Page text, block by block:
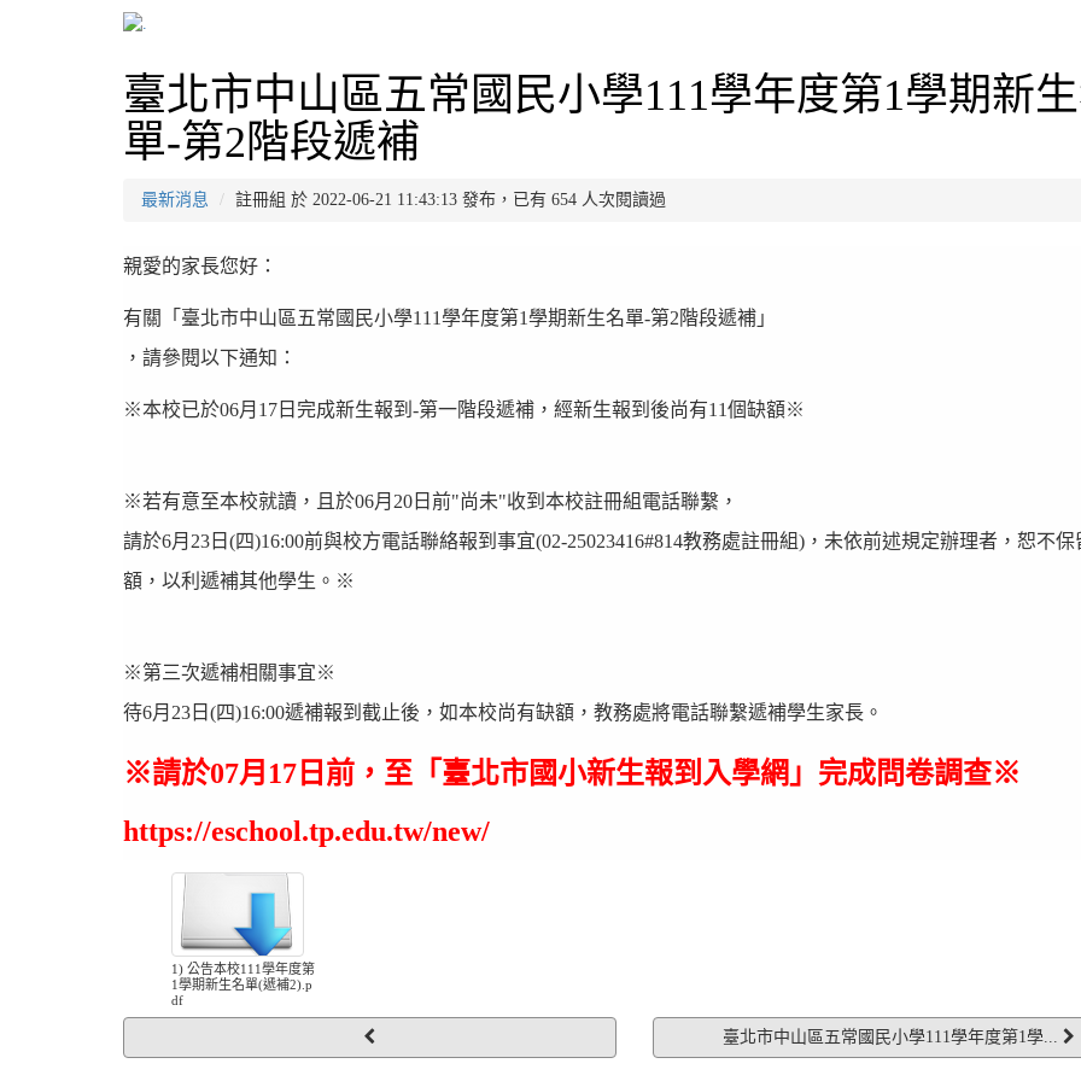
臺北市中山區五常國民小學111學年度第1學期新
單-第2階段遞補
最新消息 註冊組 於 2022-06-21 11:43:13 發布，已有 654 人次閱讀過
親愛的家長您好：
有關「臺北市中山區五常國民小學111學年度第1學期新生名單-第2階段遞補」
，請參閱以下通知：
※本校已於06月17日完成新生報到-第一階段遞補，經新生報到後尚有11個缺額※
※若有意至本校就讀，且於06月20日前"尚未"收到本校註冊組電話聯繫，
請於6月23日(四)16:00前與校方電話聯絡報到事宜(02-25023416#814教務處註冊組)，未依前述規定辦理者，恕不保
額，以利遞補其他學生。※
※第三次遞補相關事宜※
待6月23日(四)16:00遞補報到截止後，如本校尚有缺額，教務處將電話聯繫遞補學生家長。
※請於07月17日前，至「臺北市國小新生報到入學網」完成問卷調查※
https://eschool.tp.edu.tw/new/
1) 公告本校111學年度第
1學期新生名單(遞補2).p
df
臺北市中山區五常國民小學111學年度第1學...